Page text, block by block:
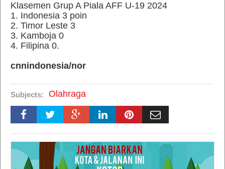
Klasemen Grup A Piala AFF U-19 2024
1. Indonesia 3 poin
2. Timor Leste 3
3. Kamboja 0
4. Filipina 0.
cnnindonesia/nor
Subjects: Olahraga